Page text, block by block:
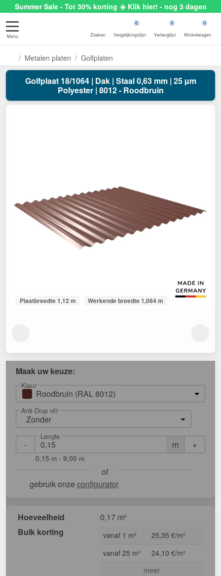
Summer Sale - Tot 30% korting ☀️ Klik hier! - nog 3 dagen
Menu Zoeken
0
Vergelijkingslijst
0
Verlanglijst
0
Winkelwagen
Metalen platen Golfplaten
Golfplaat 18/1064 | Dak | Staal 0,63 mm | 25 µm
Polyester | 8012 - Roodbruin
Plaatbreedte 1,12 m Werkende breedte 1,064 m
Maak uw keuze:
Kleur
Roodbruin (RAL 8012)
Anti-Drup vilt
Zonder
- m
Lengte
+
0,15 m - 9,00 m
of
gebruik onze configurator
Hoeveelheid
0,17 m²
Bulk korting
vanaf 1 m²
25,35 €/m²
vanaf 25 m²
24,10 €/m²
meer